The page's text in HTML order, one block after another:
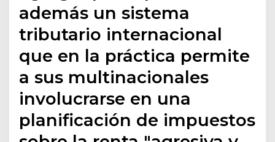
además un sistema
tributario internacional
que en la práctica permite
a sus multinacionales
involucrarse en una
planificación de impuestos